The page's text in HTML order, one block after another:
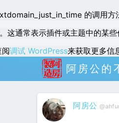
的调用方
这通常表示插件或主题中的某
调试 WordPress来获取更多信
阿房公的
阿房公